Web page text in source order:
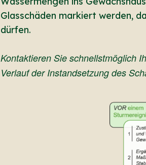
Glasschäden markiert werden,
dürfen.
Kontaktieren Sie schnellstmöglich
Verlauf der Instandsetzung des